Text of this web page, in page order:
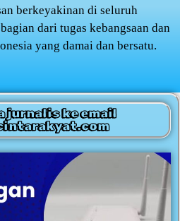
berkeyakinan di seluruh
dari tugas kebangsaan dan
yang damai dan bersatu.
jurnalis ke email